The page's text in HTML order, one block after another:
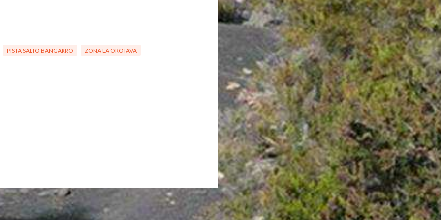
PISTA SALTO BANGARRO
ZONA LA OROTAVA
suelto así que, aunque sería cuestión
de pedalear en llano, lo cierto es que
se convierte en una tarea dura, en
parte porque vas enterrado en el
terreno y porque el sobreesfuerzo
requerirá una oxig...